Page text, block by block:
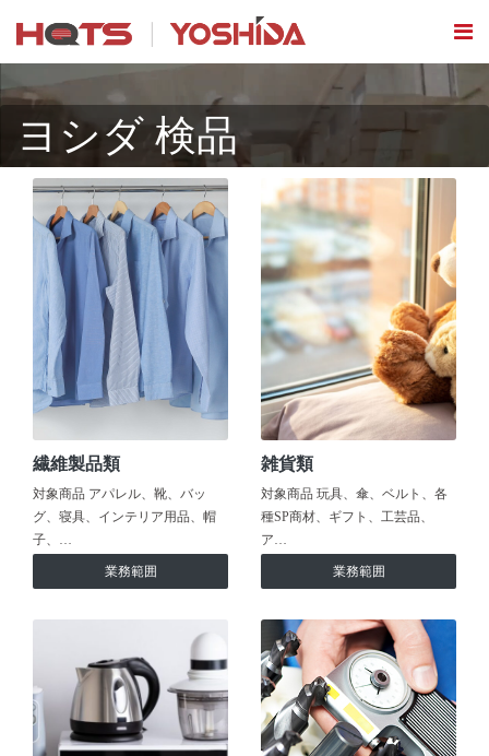
ヨシダ 検品
繊維製品類
対象商品 アパレル、靴、バッ
グ、寝具、インテリア用品、帽
子、…
業務範囲
雑貨類
対象商品 玩具、傘、ベルト、各
種SP商材、ギフト、工芸品、
ア…
業務範囲